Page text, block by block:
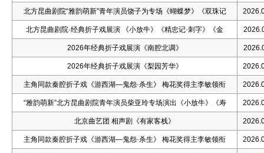
北方昆曲剧院“雅韵萌新”青年演员饶子为专场《蝴蝶梦》《双珠记
北方昆曲剧院·经典折子戏展演 《小放牛》《精忠记·刺字》《金
2026年经典折子戏展演《南腔北调》
2026年经典折子戏展演《梨园芳华》
主角同款秦腔折子戏《游西湖—鬼怨·杀生》 梅花奖得主李敏领衔
“雅韵萌新”北方昆曲剧院青年演员柴亚玲专场演出《小放牛》《寿
北京曲艺团 相声剧《有家客栈》
主角同款秦腔折子戏《游西湖—鬼怨·杀生》 梅花奖得主李敏领衔